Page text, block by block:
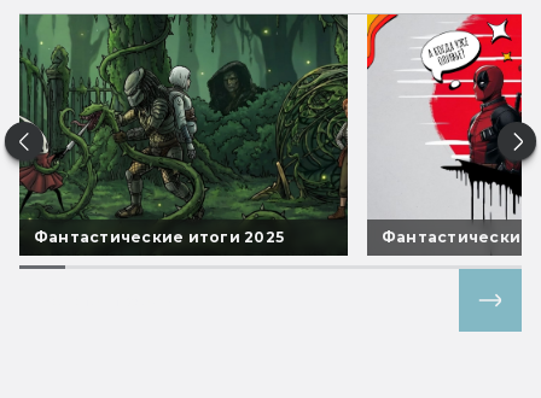
Фантастические итоги 2025 Фантастические